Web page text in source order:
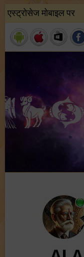
एस्ट्रोसेज मोबाइल पर